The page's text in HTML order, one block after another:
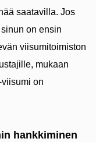
saatavilla. Jos
on ensin
viisumitoimiston
mukaan
on
hankkiminen